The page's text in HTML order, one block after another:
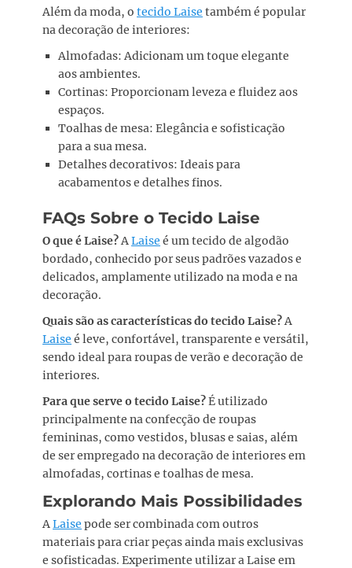
Além da moda, o tecido Laise também é popular
na decoração de interiores:
Almofadas: Adicionam um toque elegante
aos ambientes.
Cortinas: Proporcionam leveza e fluidez aos
espaços.
Toalhas de mesa: Elegância e sofisticação
para a sua mesa.
Detalhes decorativos: Ideais para
acabamentos e detalhes finos.
FAQs Sobre o Tecido Laise
O que é Laise? A Laise é um tecido de algodão
bordado, conhecido por seus padrões vazados e
delicados, amplamente utilizado na moda e na
decoração.
Quais são as características do tecido Laise? A
Laise é leve, confortável, transparente e versátil,
sendo ideal para roupas de verão e decoração de
interiores.
Para que serve o tecido Laise?É utilizado
principalmente na confecção de roupas
femininas, como vestidos, blusas e saias, além
de ser empregado na decoração de interiores em
almofadas, cortinas e toalhas de mesa.
Explorando Mais Possibilidades
A Laise pode ser combinada com outros
materiais para criar peças ainda mais exclusivas
e sofisticadas. Experimente utilizar a Laise em